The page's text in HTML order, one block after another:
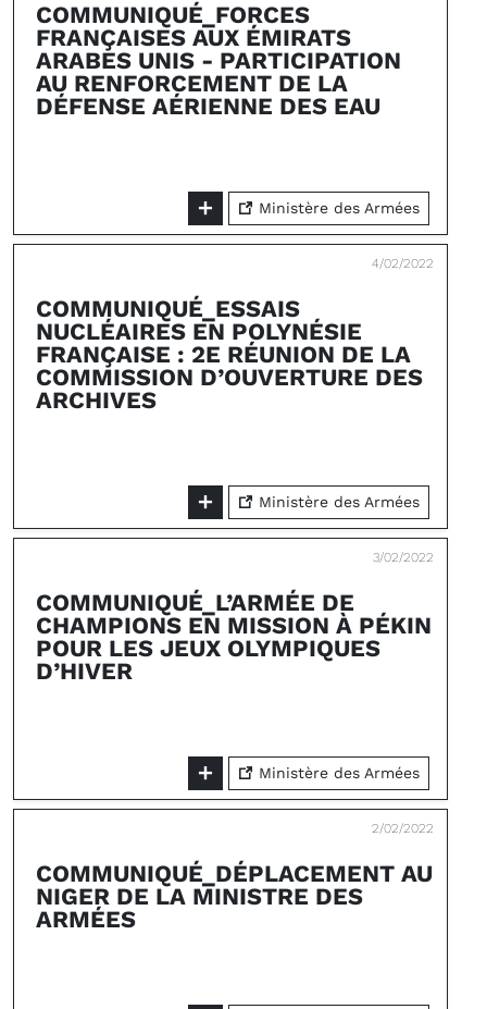
COMMUNIQUÉ_FORCES
FRANÇAISES AUX ÉMIRATS
ARABES UNIS - PARTICIPATION
AU RENFORCEMENT DE LA
DÉFENSE AÉRIENNE DES EAU
Ministère des Armées
4/02/2022
COMMUNIQUÉ_ESSAIS
NUCLÉAIRES EN POLYNÉSIE
FRANÇAISE : 2E RÉUNION DE LA
COMMISSION D’OUVERTURE DES
ARCHIVES
Ministère des Armées
3/02/2022
COMMUNIQUÉ_L’ARMÉE DE
CHAMPIONS EN MISSION À PÉKIN
POUR LES JEUX OLYMPIQUES
D’HIVER
Ministère des Armées
2/02/2022
COMMUNIQUÉ_DÉPLACEMENT AU
NIGER DE LA MINISTRE DES
ARMÉES